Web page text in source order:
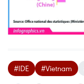
#IDE #Vietnam